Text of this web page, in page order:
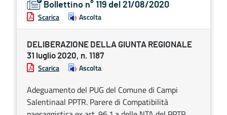
Bollettino n° 119 del 21/08/2020
Scarica Ascolta
DELIBERAZIONE DELLA GIUNTA REGIONALE
31 luglio 2020, n. 1187
Scarica Ascolta
Adeguamento del PUG del Comune di Campi
Salentinaal PPTR. Parere di Compatibilità